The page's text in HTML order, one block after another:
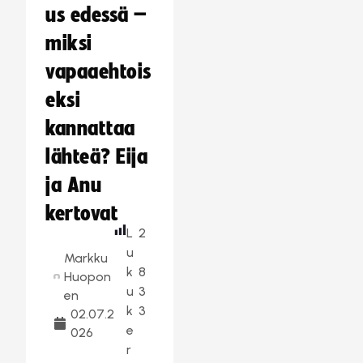
us edessä –
miksi
vapaaehtois
eksi
kannattaa
lähteä? Eija
ja Anu
kertovat
Markku
Huopon
en
02.07.2
026
L
u
k
u
k
e
r
2
8
3
3